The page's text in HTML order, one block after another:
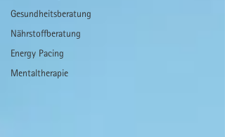
Gesundheitsberatung
Nährstoffberatung
Energy Pacing
Mentaltherapie